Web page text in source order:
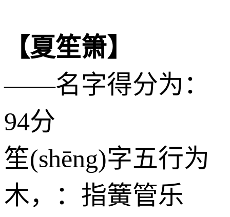
【夏笙箫】
——名字得分为：
94分
笙(shēng)字五行为
木，：指簧管乐